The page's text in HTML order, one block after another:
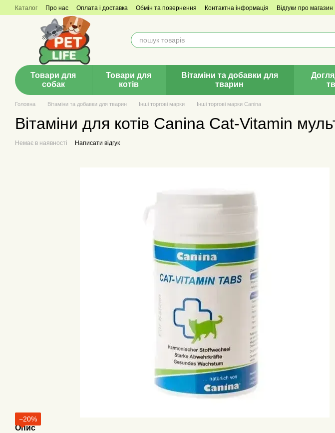
Перейти до основного контенту
Каталог Про нас Оплата і доставка Обмін та повернення Контактна інформація Відгуки про магазин
Товари для
собак
Товари для
котів
Вітаміни та добавки для
тварин
Головна Вітаміни та добавки для тварин Інші торгові марки Інші торгові марки Canina
Вітаміни для котів Canina Cat-Vitamin
Немає в наявності Написати відгук
−20%
Опис